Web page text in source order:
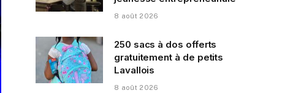
8 août 2026
250 sacs à dos offerts
gratuitement à de petits
Lavallois
8 août 2026